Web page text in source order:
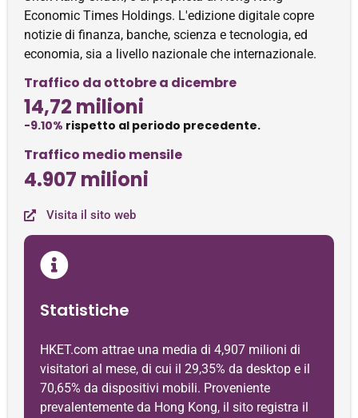
Economic Times Holdings. L'edizione digitale copre
notizie di finanza, banche, scienza e tecnologia, ed
economia, sia a livello nazionale che internazionale.
Traffico da ottobre a dicembre
14,72 milioni
-9.10% rispetto al periodo precedente.
Traffico medio mensile
4.907 milioni
Visita il sito web
Statistiche
HKET.com attrae una media di 4,907 milioni di
visitatori al mese, di cui il 29,35% da desktop e il
70,65% da dispositivi mobili. Proveniente
prevalentemente da Hong Kong, il sito registra il